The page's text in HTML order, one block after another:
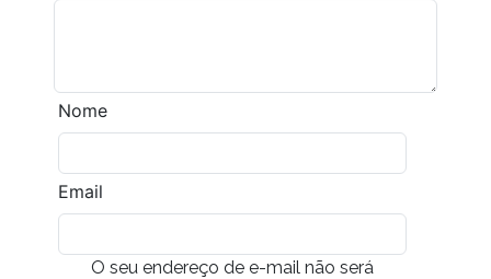
Nome
Email
O seu endereço de e-mail não será